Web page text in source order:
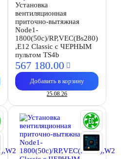
Установка
вентиляционная
приточно-вытяжная
Node1-
1800(50c)/RP,VEC(Bs280)
,E12 Classic с ЧЕРНЫМ
пультом TS4b
567 180.00
Добавить в корзину
25.08.26